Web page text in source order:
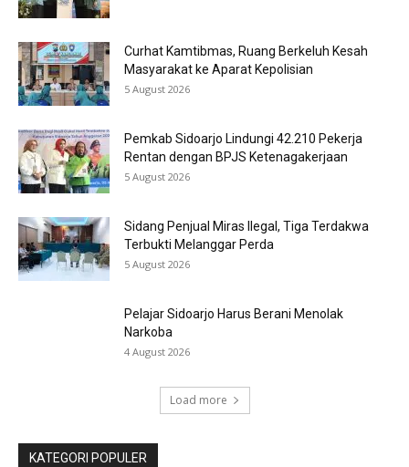
Curhat Kamtibmas, Ruang Berkeluh Kesah
Masyarakat ke Aparat Kepolisian
5 August 2026
Pemkab Sidoarjo Lindungi 42.210 Pekerja
Rentan dengan BPJS Ketenagakerjaan
5 August 2026
Sidang Penjual Miras Ilegal, Tiga Terdakwa
Terbukti Melanggar Perda
5 August 2026
Pelajar Sidoarjo Harus Berani Menolak
Narkoba
4 August 2026
Load more
KATEGORI POPULER